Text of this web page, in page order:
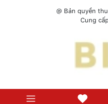
@ Bản quyền
Cung